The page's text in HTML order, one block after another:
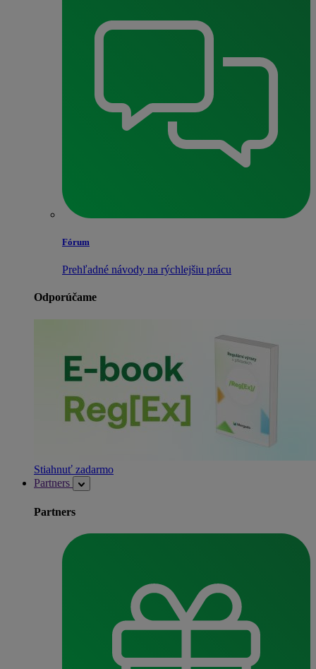
Fórum
Prehľadné návody na rýchlejšiu prácu
Odporúčame
Stiahnuť zadarmo
Partners
Partners